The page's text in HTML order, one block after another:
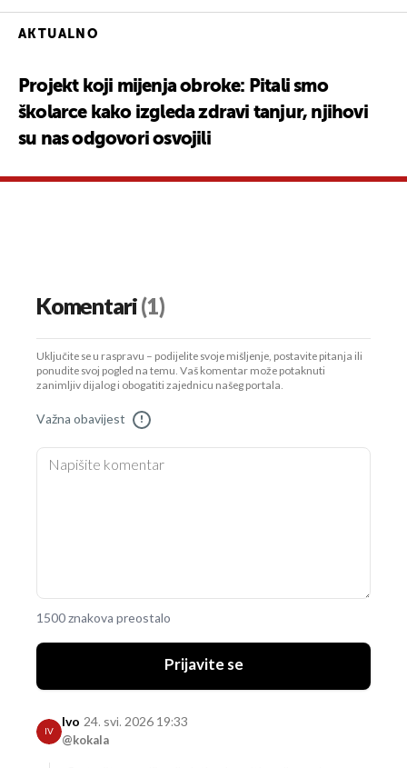
AKTUALNO
Projekt koji mijenja obroke: Pitali smo
školarce kako izgleda zdravi tanjur, njihovi
su nas odgovori osvojili
Komentari(1)
Uključite se u raspravu – podijelite svoje mišljenje, postavite pitanja ili
ponudite svoj pogled na temu. Vaš komentar može potaknuti
zanimljiv dijalog i obogatiti zajednicu našeg portala.
Važna obavijest !
1500 znakova preostalo
Prijavite se
IV
Ivo
@kokala
24. svi. 2026 19:33